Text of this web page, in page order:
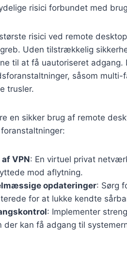
risici forbundet med
risici ved remote
Uden tilstrækkelig
til at få uautoriseret
såsom
trusler.
en sikker brug af remote
VPN: En virtuel privat
mod aflytning.
opdateringer: Sørg
for at lukke kendte
: Implementer
der kan få adgang til